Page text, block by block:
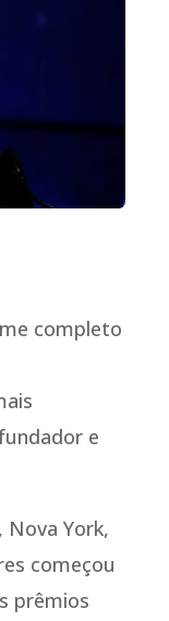
completo
e
Nova York,
começou
prêmios